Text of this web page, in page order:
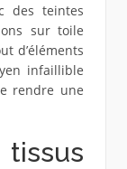
des teintes
sur toile
d’éléments
infaillible
rendre une